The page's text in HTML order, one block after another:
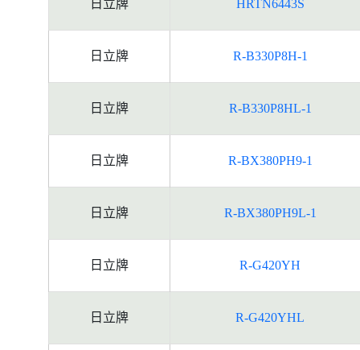
日立牌 HRTN6443S
日立牌 R-B330P8H-1
日立牌 R-B330P8HL-1
日立牌 R-BX380PH9-1
日立牌 R-BX380PH9L-1
日立牌 R-G420YH
日立牌 R-G420YHL